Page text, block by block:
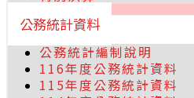
公務統計資料
公務統計編制說明
116年度公務統計資料
115年度公務統計資料